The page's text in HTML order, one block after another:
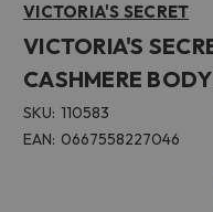
VICTORIA'S SECRET
VICTORIA'S
CASHMERE
SKU: 110583
EAN: 0667558227046